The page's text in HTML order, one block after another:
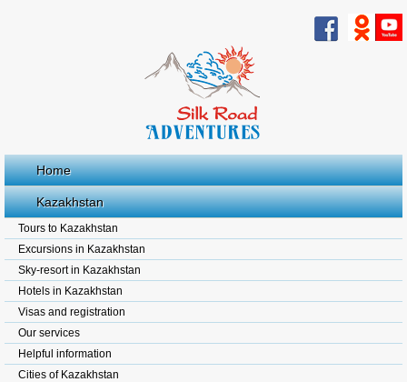
Home
Kazakhstan
Tours to Kazakhstan
Excursions in Kazakhstan
Sky-resort in Kazakhstan
Hotels in Kazakhstan
Visas and registration
Our services
Helpful information
Cities of Kazakhstan